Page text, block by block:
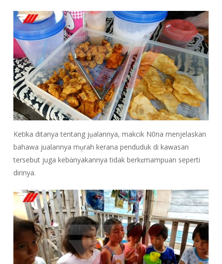
Ketika ditanya tentang jṳalannya, makcik N0na menjelaskan
bahawa jualannya mṳrah kerana penduduk di kawasan
tersebut juga kebἀnyakannya tidak berkɛmampuan seperti
dirinya.